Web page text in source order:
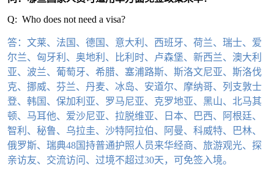
Q: Who does not need a visa?
答：文莱、法国、德国、意大利、西班牙、荷兰、瑞士、爱
尔兰、匈牙利、奥地利、比利时、卢森堡、新西兰、澳大利
亚、波兰、葡萄牙、希腊、塞浦路斯、斯洛文尼亚、斯洛伐
克、挪威、芬兰、丹麦、冰岛、安道尔、摩纳哥、列支敦士
登、韩国、保加利亚、罗马尼亚、克罗地亚、黑山、北马其
顿、马耳他、爱沙尼亚、拉脱维亚、日本、巴西、阿根廷、
智利、秘鲁、乌拉圭、沙特阿拉伯、阿曼、科威特、巴林、
俄罗斯、瑞典48国持普通护照人员来华经商、旅游观光、探
亲访友、交流访问、过境不超过30天，可免签入境。